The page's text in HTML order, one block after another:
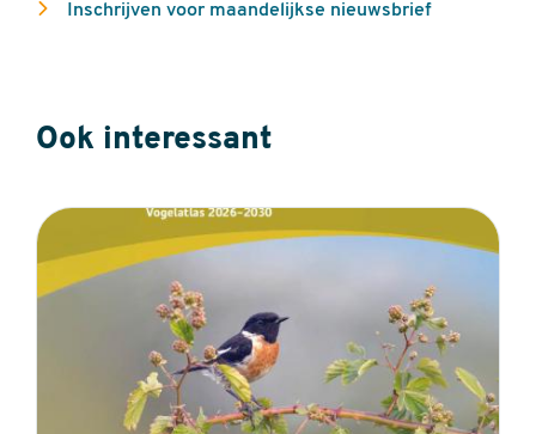
Inschrijven voor maandelijkse nieuwsbrief
Ook interessant